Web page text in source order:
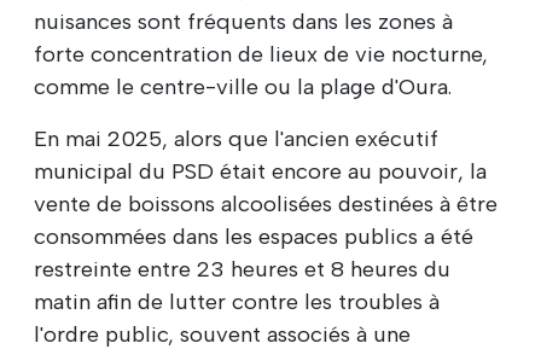
nuisances sont fréquents dans les zones à
forte concentration de lieux de vie nocturne,
comme le centre-ville ou la plage d'Oura.
En mai 2025, alors que l'ancien exécutif
municipal du PSD était encore au pouvoir, la
vente de boissons alcoolisées destinées à être
consommées dans les espaces publics a été
restreinte entre 23 heures et 8 heures du
matin afin de lutter contre les troubles à
l'ordre public, souvent associés à une